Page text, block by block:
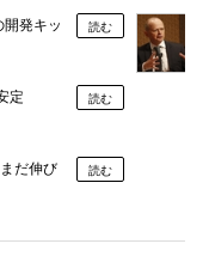
発キッ
読む
定 読む
だ伸び
読む